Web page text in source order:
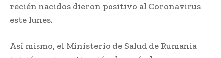
recién nacidos dieron positivo al Coronavirus
este lunes.
Así mismo, el Ministerio de Salud de Rumania